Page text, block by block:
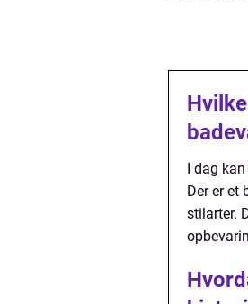
I dag
Der er et
stilarter.